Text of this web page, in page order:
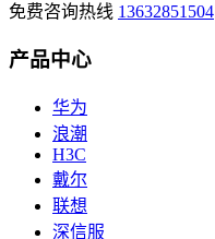
免费咨询热线 13632851504
产品中心
华为
浪潮
H3C
戴尔
联想
深信服